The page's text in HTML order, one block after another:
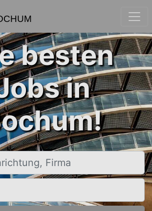
besten
in
Firma